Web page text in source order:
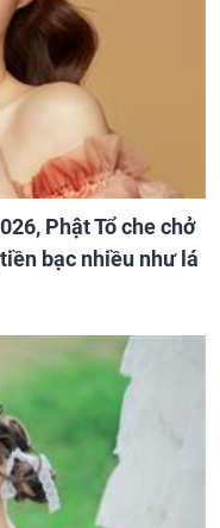
Phật Tổ che chở
bạc nhiều như lá